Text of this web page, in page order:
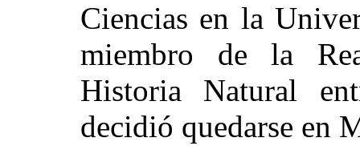
Ciencias en la
miembro de la
Historia Natural
decidió quedarse en